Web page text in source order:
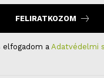
FELIRATKOZOM
elfogadom a Adatvédelmi